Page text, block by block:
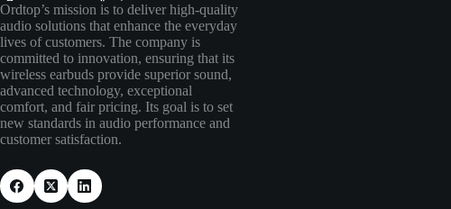
Ordtop’s mission is to deliver high-quality
audio solutions that enhance the everyday
lives of customers. The company is
committed to innovation, ensuring that its
wireless earbuds provide superior sound,
advanced technology, exceptional
comfort, and fair pricing. Its goal is to set
new standards in audio performance and
customer satisfaction.